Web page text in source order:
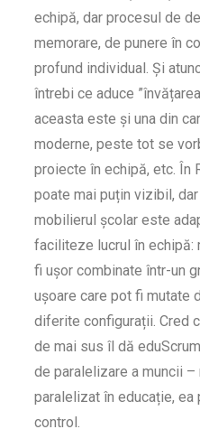
echipă, dar procesul de
memorare, de punere în
profund individual. Și
întrebi ce aduce
aceasta este și una din
moderne, peste tot se
proiecte în echipă, etc. În
poate mai puțin vizibil,
mobilierul școlar este
faciliteze lucrul în echipă:
fi ușor combinate într-un
ușoare care pot fi mutate
diferite configurații. Cred
de mai sus îl dă
de paralelizare a muncii
paralelizat în educație,
control.